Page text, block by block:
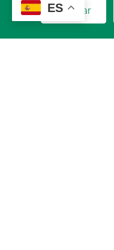
Aceptar
ES